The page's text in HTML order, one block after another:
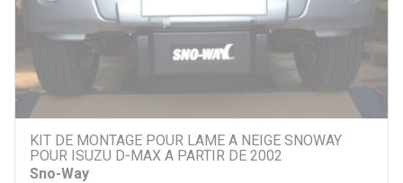
KIT DE MONTAGE POUR LAME A NEIGE SNOWAY
POUR ISUZU D-MAX A PARTIR DE 2002
Sno-Way